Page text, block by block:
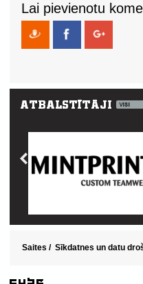
Lai pievienotu
Saites / Sīkdatnes un datu